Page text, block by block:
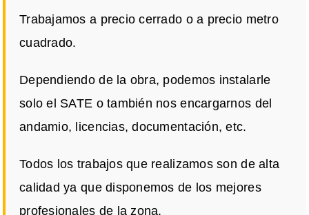
Trabajamos a precio cerrado o a precio metro
cuadrado.
Dependiendo de la obra, podemos instalarle
solo el SATE o también nos encargarnos del
andamio, licencias, documentación, etc.
Todos los trabajos que realizamos son de alta
calidad ya que disponemos de los mejores
profesionales de la zona.